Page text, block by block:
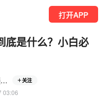
打开APP
底是什么？小白必
轻抖短视频创作工具 关注
03:06